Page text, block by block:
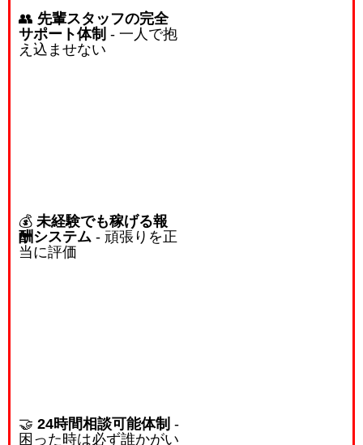
👥 先輩スタッフの完全
サポート体制 - 一人で抱
え込ませない
💰 未経験でも稼げる報
酬システム - 頑張りを正
当に評価
🤝 24時間相談可能体制 -
困った時は必ず誰かがい